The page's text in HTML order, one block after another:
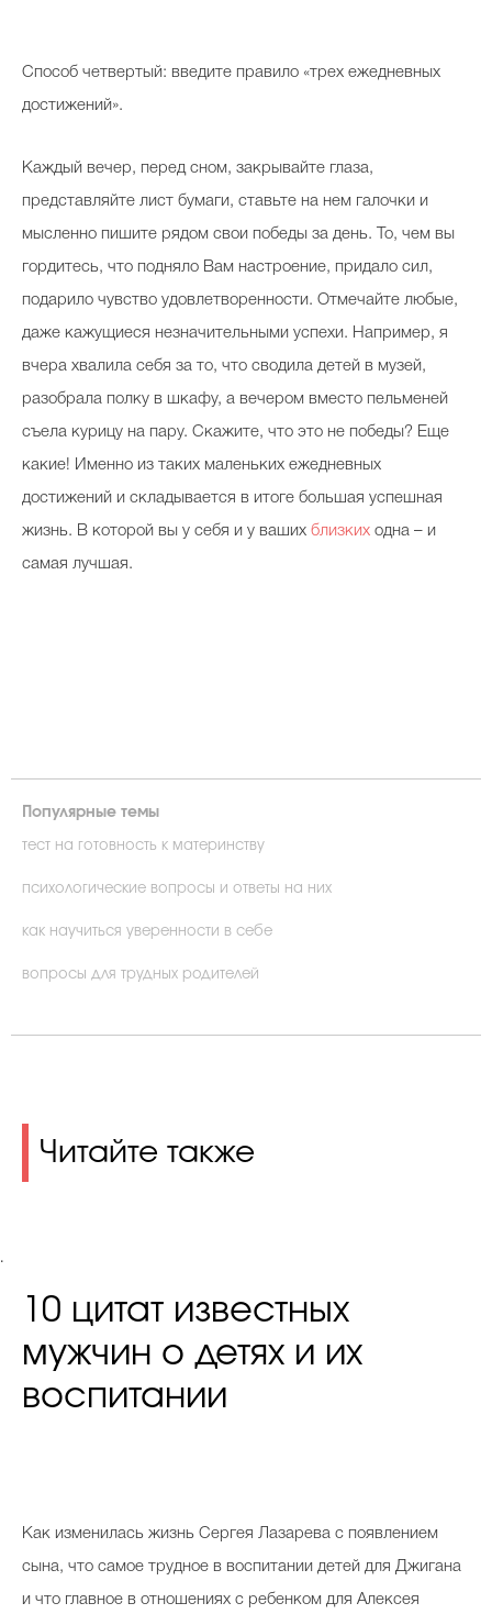
Способ четвертый: введите правило «трех ежедневных
достижений».
Каждый вечер, перед сном, закрывайте глаза,
представляйте лист бумаги, ставьте на нем галочки и
мысленно пишите рядом свои победы за день. То, чем вы
гордитесь, что подняло Вам настроение, придало сил,
подарило чувство удовлетворенности. Отмечайте любые,
даже кажущиеся незначительными успехи. Например, я
вчера хвалила себя за то, что сводила детей в музей,
разобрала полку в шкафу, а вечером вместо пельменей
съела курицу на пару. Скажите, что это не победы? Еще
какие! Именно из таких маленьких ежедневных
достижений и складывается в итоге большая успешная
жизнь. В которой вы у себя и у ваших близких одна – и
самая лучшая.
Популярные темы
тест на готовность к материнству
психологические вопросы и ответы на них
как научиться уверенности в себе
вопросы для трудных родителей
Читайте также
.
10 цитат известных
мужчин о детях и их
воспитании
Как изменилась жизнь Сергея Лазарева с появлением
сына, что самое трудное в воспитании детей для Джигана
и что главное в отношениях с ребенком для Алексея